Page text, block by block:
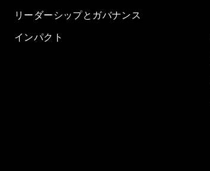
リーダーシップとガバナンス
インパクト